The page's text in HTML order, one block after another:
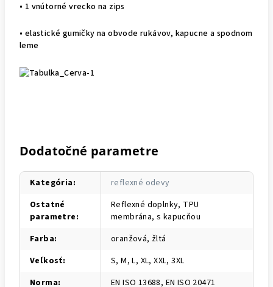
• 1 vnútorné vrecko na zips
• elastické gumičky na obvode rukávov, kapucne a spodnom
leme
Dodatočné parametre
Kategória:
reflexné odevy
Ostatné
parametre:
Reflexné doplnky, TPU
membrána, s kapucňou
Farba:
oranžová, žltá
Veľkosť:
S, M, L, XL, XXL, 3XL
Norma:
EN ISO 13688, EN ISO 20471